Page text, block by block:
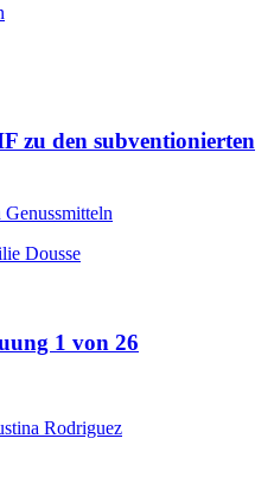
zu den subventionierten
Dousse
1 von 26
Rodriguez